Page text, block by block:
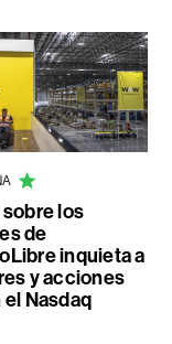
los
de
inquieta a
y acciones
Nasdaq